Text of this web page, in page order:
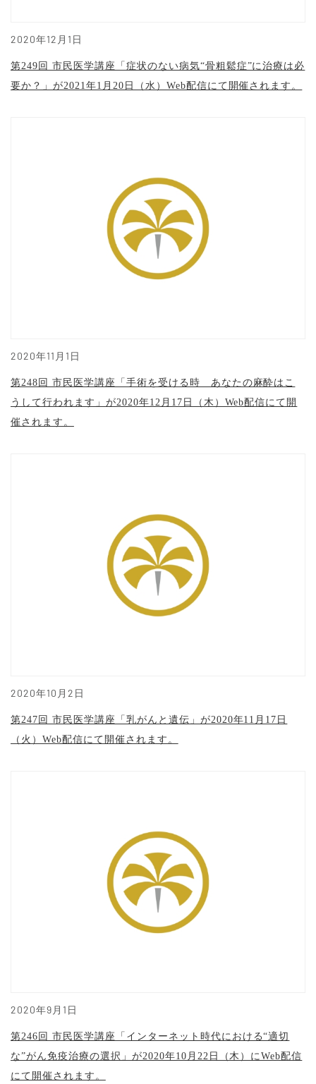
2020年12月1日
第249回 市民医学講座「症状のない病気“骨粗鬆症”に治療は必
要か？」が2021年1月20日（水）Web配信にて開催されます。
2020年11月1日
第248回 市民医学講座「手術を受ける時 あなたの麻酔はこ
うして行われます」が2020年12月17日（木）Web配信にて開
催されます。
2020年10月2日
第247回 市民医学講座「乳がんと遺伝」が2020年11月17日
（火）Web配信にて開催されます。
2020年9月1日
第246回 市民医学講座「インターネット時代における“適切
な”がん免疫治療の選択」が2020年10月22日（木）にWeb配信
にて開催されます。